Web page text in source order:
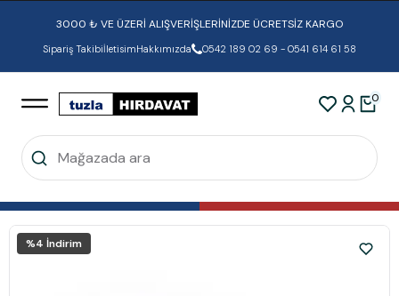
3000 ₺ VE ÜZERİ ALIŞVERİŞLERİNİZDE ÜCRETSİZ KARGO
Sipariş TakibiİletisimHakkımızda 0542 189 02 69 - 0541 614 61 58
0
%4 İndirim